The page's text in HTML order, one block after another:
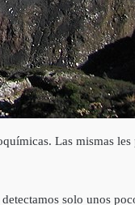
Las mismas
solo unos